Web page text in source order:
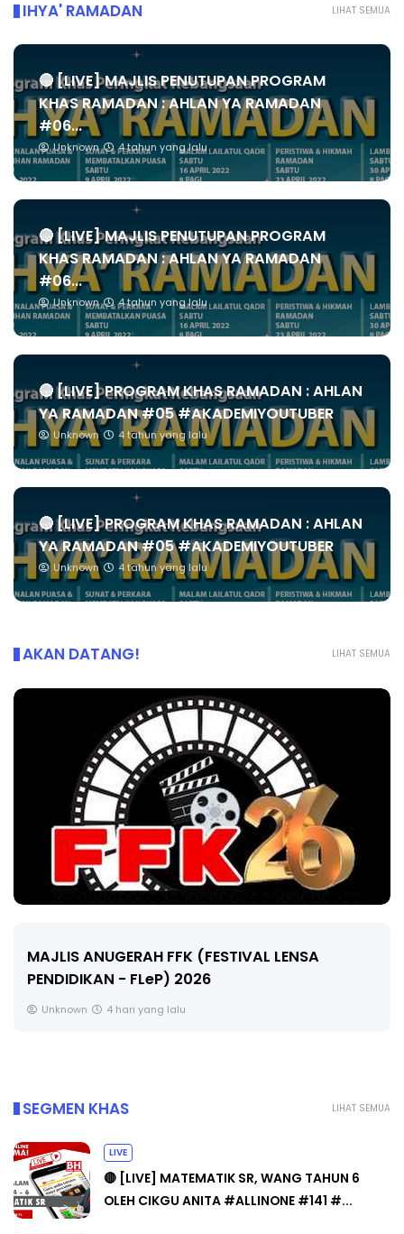
LIHAT SEMUA
IHYA' RAMADAN
🔴 [LIVE] MAJLIS PENUTUPAN PROGRAM
KHAS RAMADAN : AHLAN YA RAMADAN
#06...
Unknown 4 tahun yang lalu
🔴 [LIVE] MAJLIS PENUTUPAN PROGRAM
KHAS RAMADAN : AHLAN YA RAMADAN
#06...
Unknown 4 tahun yang lalu
🔴 [LIVE] PROGRAM KHAS RAMADAN : AHLAN
YA RAMADAN #05 #AKADEMIYOUTUBER
Unknown 4 tahun yang lalu
🔴 [LIVE] PROGRAM KHAS RAMADAN : AHLAN
YA RAMADAN #05 #AKADEMIYOUTUBER
Unknown 4 tahun yang lalu
LIHAT SEMUA
AKAN DATANG!
🔴 [LIVE] MATEMATIK SR, WANG TAHUN 6
CIKGU ANITA #ALLINONE #141 #...
LIHAT SEMUA
SEGMEN KHAS
LIVE
🔴 [LIVE] MATEMATIK SR, WANG TAHUN 6
OLEH CIKGU ANITA #ALLINONE #141 #...